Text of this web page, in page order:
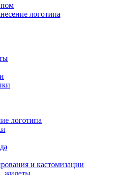
логотипа
логотипа
и кастомизации
жилеты